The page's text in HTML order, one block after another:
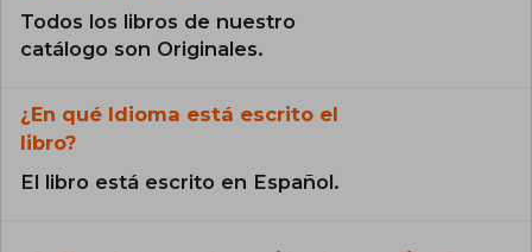
Todos los libros de nuestro
catálogo son Originales.
¿En qué Idioma está escrito el
libro?
El libro está escrito en Español.